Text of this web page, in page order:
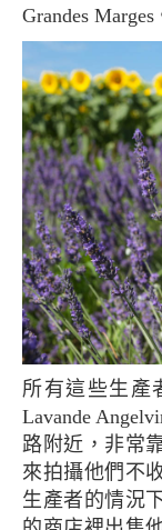
Grandes Marges
所有這些生產者都已經連續幾代人收穫薰衣草。
Lavande
路附近，非常
來拍攝他們不
生產者的情況